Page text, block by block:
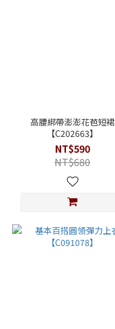
高腰綁帶澎澎花苞短裙
【C202663】
NT$590
NT$680